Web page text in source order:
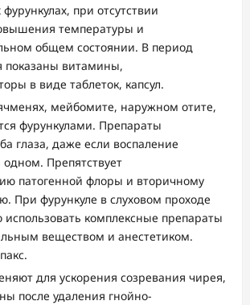
при отсутствии
температуры и
общем состоянии. В период
показаны витамины,
в виде таблеток, капсул.
мейбомите, наружном отите,
фурункулами. Препараты
глаза, даже если воспаление
одном. Препятствует
патогенной флоры и вторичному
При фурункуле в слуховом проходе
комплексные препараты
веществом и анестетиком.
для ускорения созревания чирея,
после удаления гнойно-